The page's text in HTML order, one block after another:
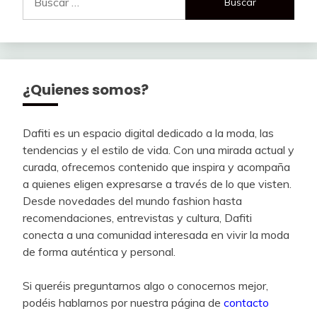
¿Quienes somos?
Dafiti es un espacio digital dedicado a la moda, las
tendencias y el estilo de vida. Con una mirada actual y
curada, ofrecemos contenido que inspira y acompaña
a quienes eligen expresarse a través de lo que visten.
Desde novedades del mundo fashion hasta
recomendaciones, entrevistas y cultura, Dafiti
conecta a una comunidad interesada en vivir la moda
de forma auténtica y personal.
Si queréis preguntarnos algo o conocernos mejor,
podéis hablarnos por nuestra página de contacto